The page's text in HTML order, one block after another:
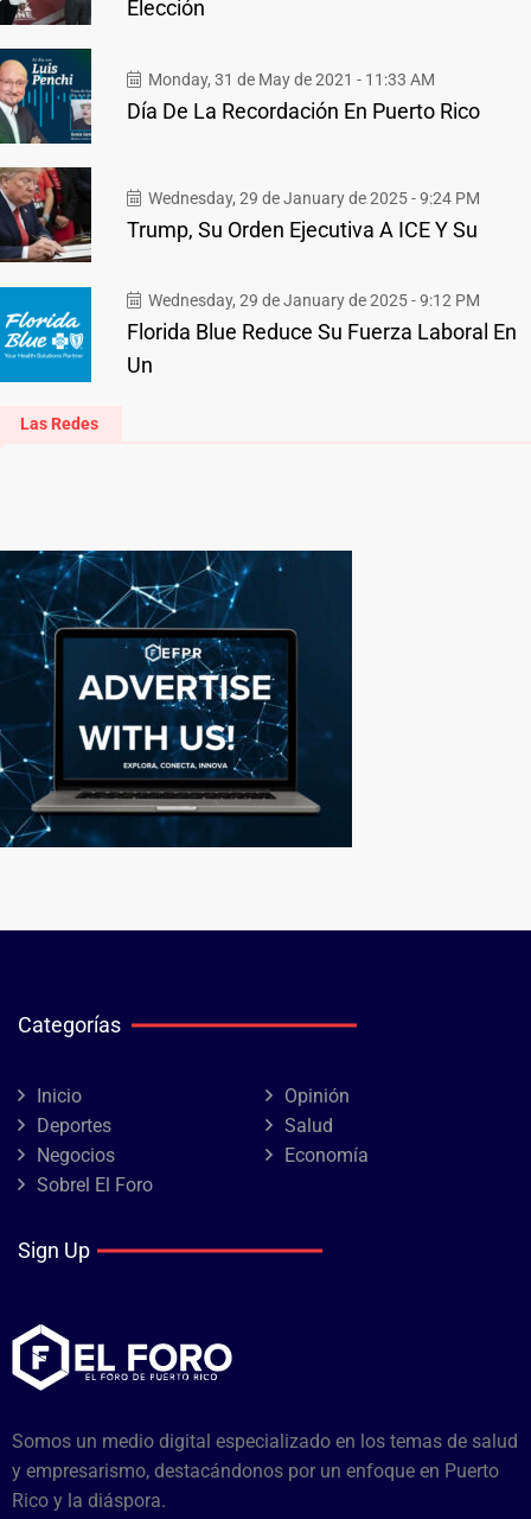
Elección
Monday, 31 de May de 2021 - 11:33 AM
Día De La Recordación En Puerto Rico
Wednesday, 29 de January de 2025 - 9:24 PM
Trump, Su Orden Ejecutiva A ICE Y Su
Wednesday, 29 de January de 2025 - 9:12 PM
Florida Blue Reduce Su Fuerza Laboral En
Un
Las Redes
Categorías
Inicio
Opinión
Deportes
Salud
Negocios
Economía
Sobrel El Foro
Sign Up
Somos un medio digital especializado en los temas de salud
y empresarismo, destacándonos por un enfoque en Puerto
Rico y la diáspora.